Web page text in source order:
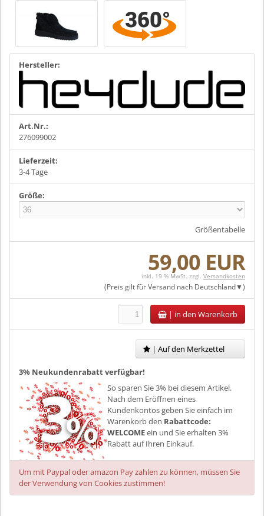
Hersteller:
Art.Nr.:
276099002
Lieferzeit:
3-4 Tage
Größe:
Größentabelle
59,00 EUR
inkl. 19 % MwSt. zzgl. Versandkosten
(Preis gilt für Versand nach Deutschland )
| in den Warenkorb
| Auf den Merkzettel
3% Neukundenrabatt verfügbar!
So sparen Sie 3% bei diesem Artikel.
Nach dem Eröffnen eines
Kundenkontos geben Sie einfach im
Warenkorb den Rabattcode:
WELCOMEein und Sie erhalten 3%
Rabatt auf Ihren Einkauf.
Um mit Paypal oder amazon Pay zahlen zu können, müssen Sie
der Verwendung von Cookies zustimmen!